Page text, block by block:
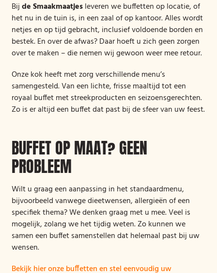
Bijde Smaakmaatjesleveren we buffetten op locatie, of
het nu in de tuin is, in een zaal of op kantoor. Alles wordt
netjes en op tijd gebracht, inclusief voldoende borden en
bestek. En over de afwas? Daar hoeft u zich geen zorgen
over te maken – die nemen wij gewoon weer mee retour.
Onze kok heeft met zorg verschillende menu’s
samengesteld. Van een lichte, frisse maaltijd tot een
royaal buffet met streekproducten en seizoensgerechten.
Zo is er altijd een buffet dat past bij de sfeer van uw feest.
BUFFET OP MAAT? GEEN
PROBLEEM
Wilt u graag een aanpassing in het standaardmenu,
bijvoorbeeld vanwege dieetwensen, allergieën of een
specifiek thema? We denken graag met u mee. Veel is
mogelijk, zolang we het tijdig weten. Zo kunnen we
samen een buffet samenstellen dat helemaal past bij uw
wensen.
Bekijk hier onze buffetten en stel eenvoudig uw